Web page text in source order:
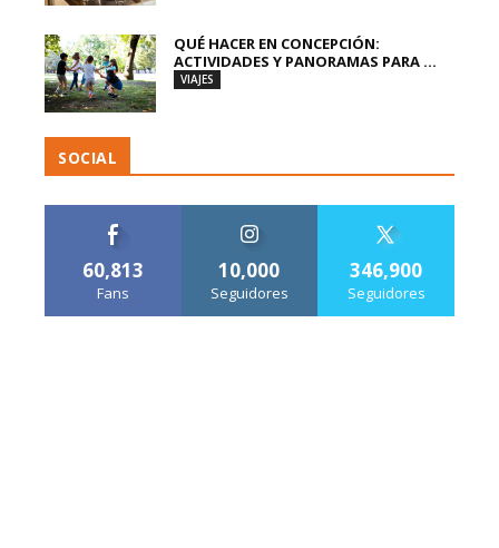
QUÉ HACER EN CONCEPCIÓN:
ACTIVIDADES Y PANORAMAS PARA ...
VIAJES
SOCIAL
60,813
Fans
10,000
Seguidores
346,900
Seguidores